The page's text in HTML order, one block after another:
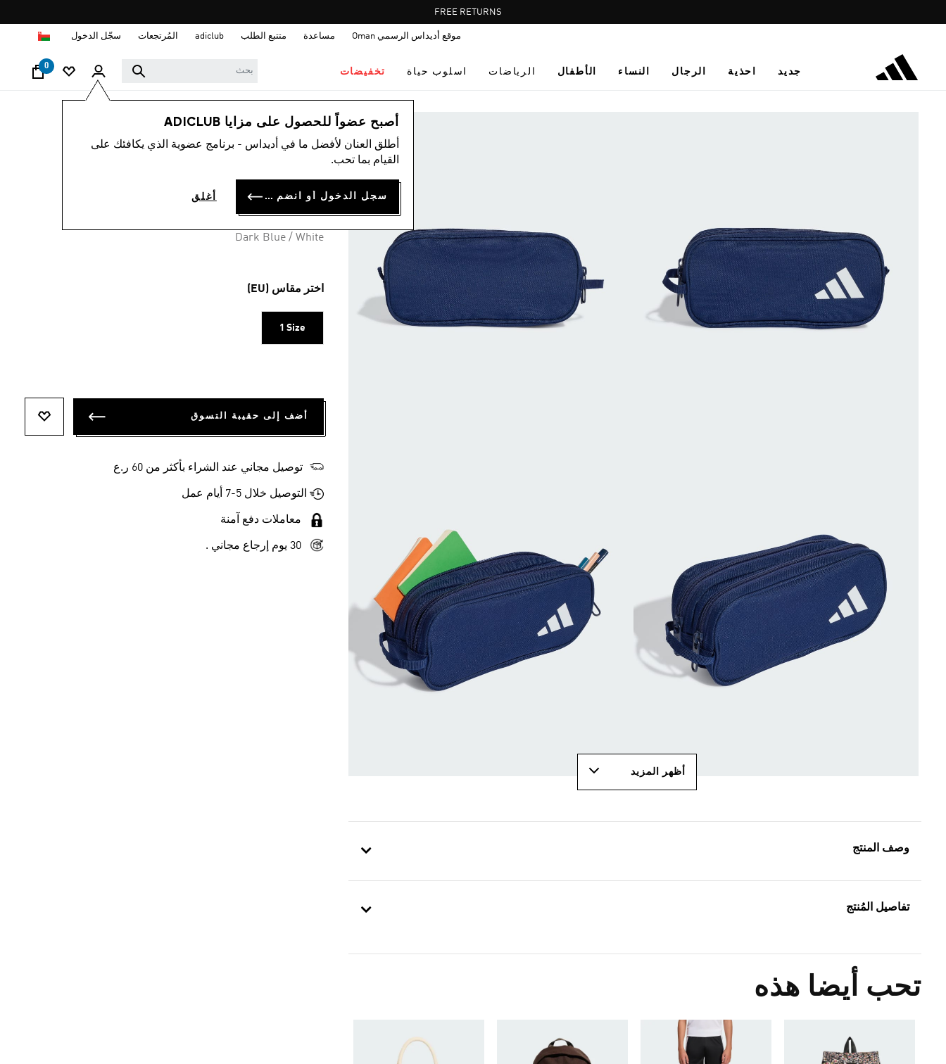
Pause
promotion
FREE RETURNS
موقع أديداس الرسمي Oman مساعدة متتبع الطلب adiclub المُرتجعات سجّل الدخول
جديد احذية الرجال النساء الأطفال الرياضات اسلوب حياة تخفيضات
0
أصبح عضواً للحصول على مزايا ADICLUB
أطلق العنان لأفضل ما في أديداس - برنامج عضوية الذي يكافئك على
القيام بما تحب.
سجل الدخول أو انضم الآن أغلق
أظهر المزيد
وصف المنتج
تفاصيل المُنتج
تحب أيضا هذه
الأطفال اكسسوارات
مقلمة بسحّابين
OMR 8.00
Dark Blue / White
اختر مقاس (EU)
1 Size
أضف إلى حقيبة التسوق
توصيل مجاني عند الشراء بأكثر من 60 ر.ع
التوصيل خلال 5-7 أيام عمل
معاملات دفع آمنة
30 يوم إرجاع مجاني .